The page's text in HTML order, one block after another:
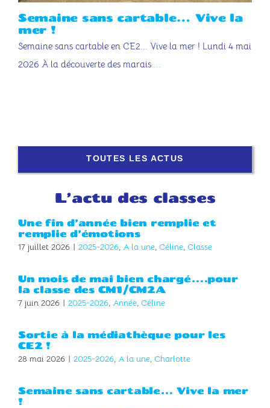
Semaine sans cartable… Vive la
mer !
Semaine sans cartable en CE2... Vive la mer ! Lundi 4 mai
2026 À la découverte des marais...
TOUTES LES ACTUS
L’actu des classes
Une fin d’année bien remplie et
remplie d’émotions
17 juillet 2026 | 2025-2026, A la une, Céline, Classe
Un mois de mai bien chargé….pour
la classe des CM1/CM2A
7 juin 2026 | 2025-2026, Année, Céline
Sortie à la médiathèque pour les
CE2 !
28 mai 2026 | 2025-2026, A la une, Charlotte
Semaine sans cartable… Vive la mer
!